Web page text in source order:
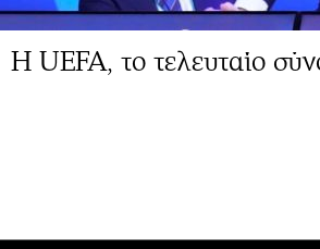
Η UEFA, το τελευταίο